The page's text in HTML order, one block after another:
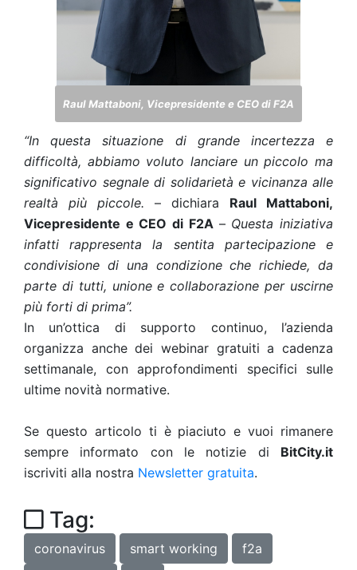
Raul Mattaboni, Vicepresidente e CEO di F2A
“In questa situazione di grande incertezza e
difficoltà, abbiamo voluto lanciare un piccolo ma
significativo segnale di solidarietà e vicinanza alle
realtà più piccole. – dichiara Raul Mattaboni,
Vicepresidente e CEO di F2A – Questa iniziativa
infatti rappresenta la sentita partecipazione e
condivisione di una condizione che richiede, da
parte di tutti, unione e collaborazione per uscirne
più forti di prima”.
In un’ottica di supporto continuo, l’azienda
organizza anche dei webinar gratuiti a cadenza
settimanale, con approfondimenti specifici sulle
ultime novità normative.
Se questo articolo ti è piaciuto e vuoi rimanere
sempre informato con le notizie di BitCity.it
iscriviti alla nostra Newsletter gratuita.
Tag:
coronavirus smart working f2a